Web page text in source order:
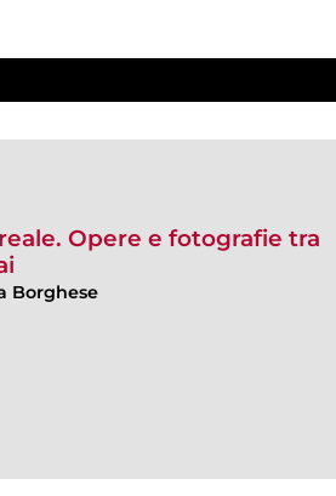
Opere e fotografie tra
Borghese